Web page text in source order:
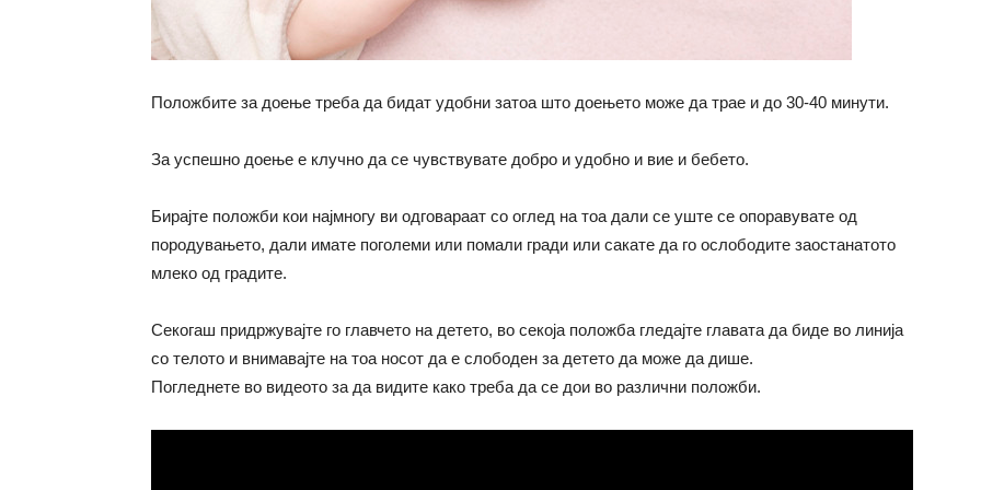
Положбите за доење треба да бидат удобни затоа што доењето може да трае и до 30-40 минути.
За успешно доење е клучно да се чувствувате добро и удобно и вие и бебето.
Бирајте положби кои најмногу ви одговараат со оглед на тоа дали се уште се опоравувате од
породувањето, дали имате поголеми или помали гради или сакате да го ослободите заостанатото
млеко од градите.
Секогаш придржувајте го главчето на детето, во секоја положба гледајте главата да биде во линија
со телото и внимавајте на тоа носот да е слободен за детето да може да дише.
Погледнете во видеото за да видите како треба да се дои во различни положби.